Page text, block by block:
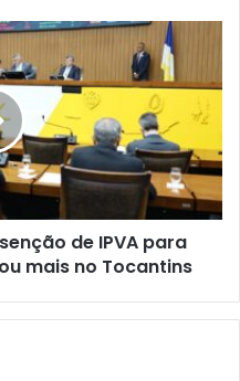
de IPVA para
mais no Tocantins